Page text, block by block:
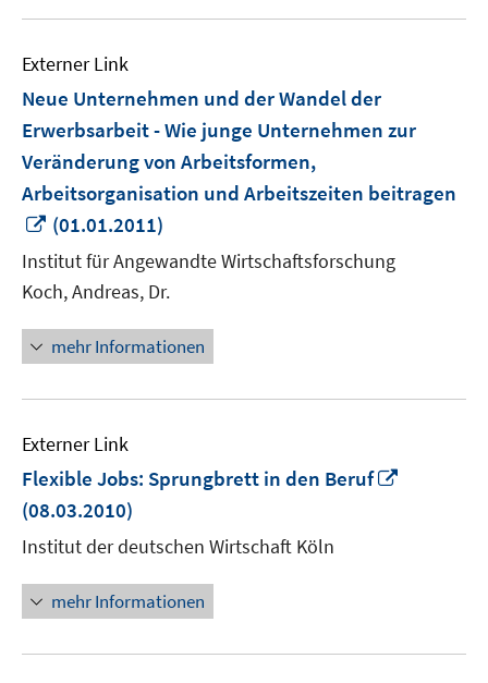
Externer Link
Neue Unternehmen und der Wandel der
Erwerbsarbeit - Wie junge Unternehmen zur
Veränderung von Arbeitsformen,
Arbeitsorganisation und Arbeitszeiten beitragen
In
neuem
Fenster
öffnen
(01.01.2011)
Institut für Angewandte Wirtschaftsforschung
Koch, Andreas, Dr.
mehr Informationen
Externer Link
Flexible Jobs: Sprungbrett in den Beruf
(08.03.2010)
Institut der deutschen Wirtschaft Köln
mehr Informationen